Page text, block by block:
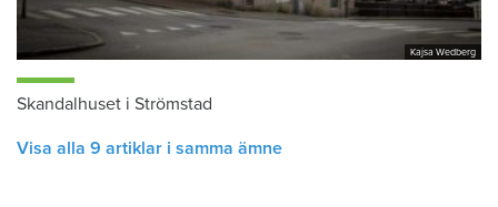
Kajsa Wedberg
Skandalhuset i Strömstad
Visa alla 9 artiklar i samma ämne